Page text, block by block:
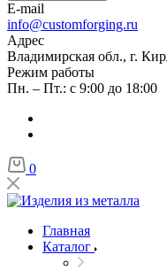
E-mail
info@customforging.ru
Адрес
Владимирская обл., г.
Режим работы
Пн. – Пт.: с 9:00 до 18:00
0
Главная
Каталог